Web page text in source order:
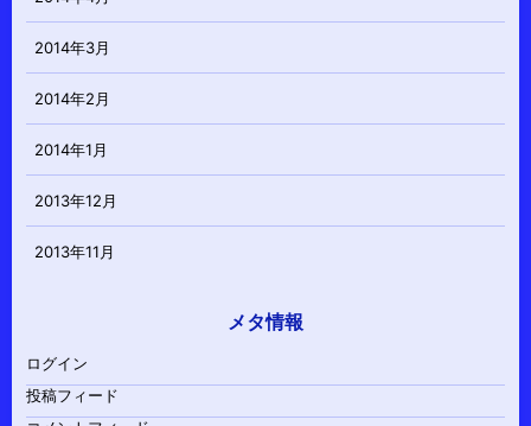
2014年3月
2014年2月
2014年1月
2013年12月
2013年11月
メタ情報
ログイン
投稿フィード